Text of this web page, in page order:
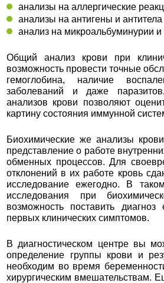
анализы на аллергические
анализы на антигены и антитела
анализ на микроальбуминурии и
Общий анализ крови при
возможность провести точные
гемоглобина, наличие
заболеваний и даже
анализов крови позволяют
картину состояния иммунной
Биохимические же анализы
представление о работе
обменных процессов. Для
отклонений в их работе кровь
исследование ежегодно. В
исследования при
возможность поставить
первых клинических симптомов.
В диагностическом центре вы
определение группы крови и
необходим во время
хирургическим вмешательствам.